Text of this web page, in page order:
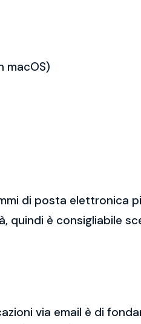
macOS)
di posta elettronica
quindi è consigliabile
via email è di